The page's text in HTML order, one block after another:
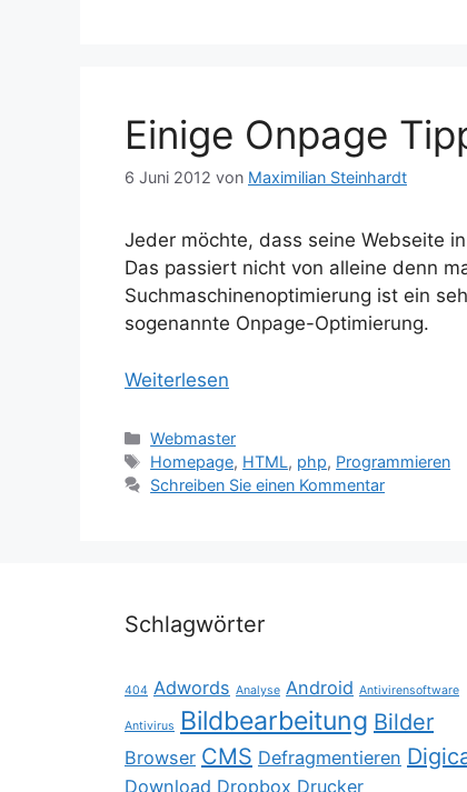
Einige Onpage
6 Juni 2012 von Maximilian Steinhardt
Jeder möchte, dass seine Webseite
Das passiert nicht von alleine denn
Suchmaschinenoptimierung ist ein
sogenannte Onpage-Optimierung.
Weiterlesen
Kategorien
Webmaster
Schlagwörter
Homepage, HTML, php, Programmieren
Schreiben Sie einen Kommentar
Schlagwörter
404 Adwords Analyse Android Antivirensoftware
Antivirus Bildbearbeitung Bilder
Browser CMS Defragmentieren
Download Dropbox Drucker